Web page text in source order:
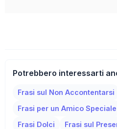
Potrebbero interessarti
Frasi sul Non Accontentarsi
Frasi per un Amico Speciale
Frasi Dolci
Frasi sul